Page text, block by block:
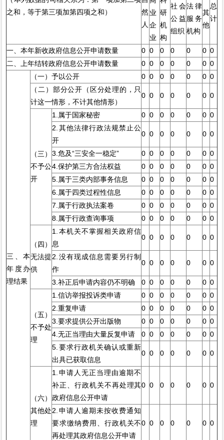
之和，等于第三项加第四项之和）
然
人
总
计
业
企
业
研
机
构
社会
公益
组织
法律
服务
机构
其
他
一、本年新收政府信息公开申请数量 0 0 0 0 0 0 0
二、上年结转政府信息公开申请数量
0 0 0 0 0 0 0
三、本
年度办
理结果
（一）予以公开 0 0 0 0 0 0 0
（二）部分公开（区分处理的，只
计这一情形，不计其他情形）
0 0 0 0 0 0 0
（三）
不予公
开
1.属于国家秘密 0 0 0 0 0 0 0
2.其他法律行政法规禁止公
开
0 0 0 0 0 0 0
3.危及“三安全一稳定” 0 0 0 0 0 0 0
4.保护第三方合法权益
0 0 0 0 0 0 0
5.属于三类内部事务信息
0 0 0 0 0 0 0
6.属于四类过程性信息
0 0 0 0 0 0 0
7.属于行政执法案卷
0 0 0 0 0 0 0
8.属于行政查询事项
0 0 0 0 0 0 0
（四）
无法提
供
1.本机关不掌握相关政府信
息
0 0 0 0 0 0 0
2.没有现成信息需要另行制
作
0 0 0 0 0 0 0
3.补正后申请内容仍不明确 0 0 0 0 0 0 0
（五）
不予处
理
1.信访举报投诉类申请 0 0 0 0 0 0 0
2.重复申请
0 0 0 0 0 0 0
3.要求提供公开出版物
0 0 0 0 0 0 0
4.无正当理由大量反复申请
0 0 0 0 0 0 0
5.要求行政机关确认或重新
出具已获取信息
0 0 0 0 0 0 0
（六）
其他处
理
1.申请人无正当理由逾期不
补正、行政机关不再处理其
政府信息公开申请
0 0 0 0 0 0 0
2.申请人逾期未按收费通知
要求缴纳费用、行政机关不
再处理其政府信息公开申请
0 0 0 0 0 0 0